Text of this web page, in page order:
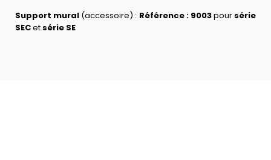
Support mural (accessoire) : Référence : 9003poursérie
SECet série SE